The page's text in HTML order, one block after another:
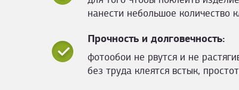
нанести небольшое количество
Прочность и долговечность:
фотообои не рвутся и не
без труда клеятся встык,